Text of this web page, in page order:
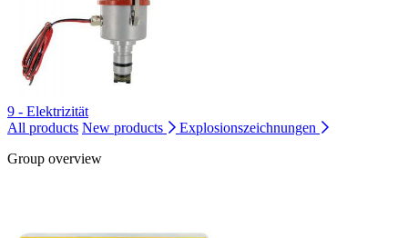
9 - Elektrizität
All products New products
Explosionszeichnungen
Group overview